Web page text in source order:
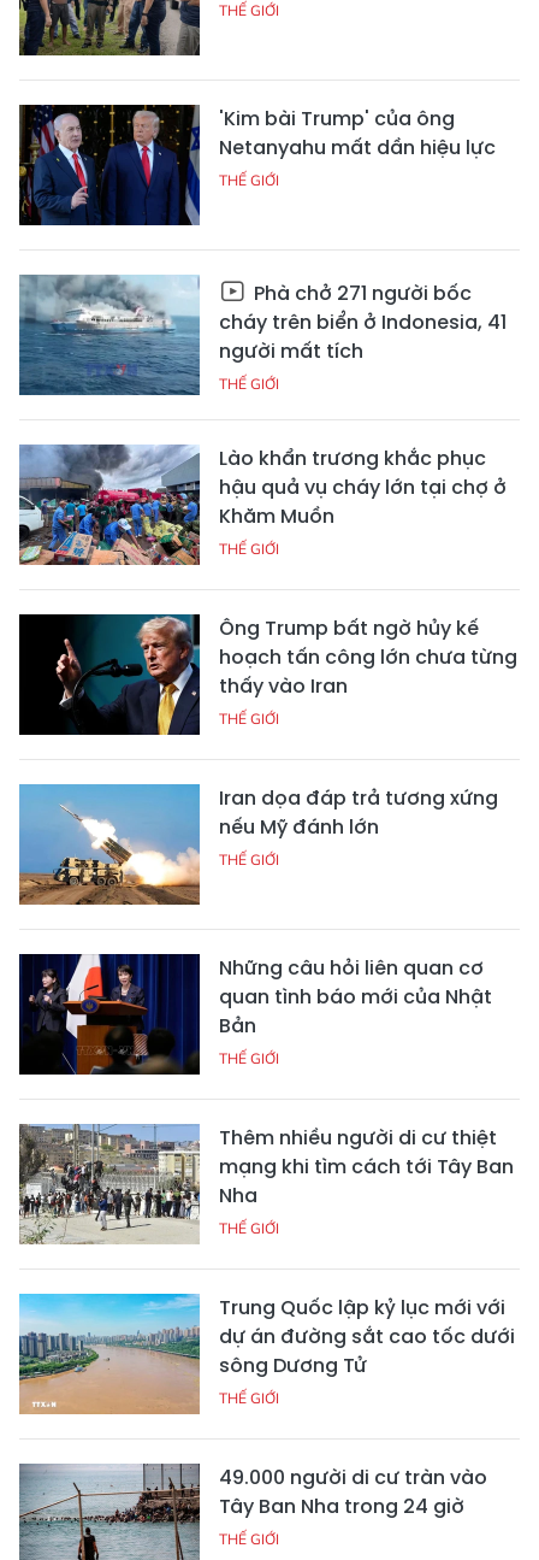
THẾ GIỚI
'Kim bài Trump' của ông
Netanyahu mất dần hiệu lực
THẾ GIỚI
Phà chở 271 người bốc
cháy trên biển ở Indonesia, 41
người mất tích
THẾ GIỚI
Lào khẩn trương khắc phục
hậu quả vụ cháy lớn tại chợ ở
Khăm Muồn
THẾ GIỚI
Ông Trump bất ngờ hủy kế
hoạch tấn công lớn chưa từng
thấy vào Iran
THẾ GIỚI
Iran dọa đáp trả tương xứng
nếu Mỹ đánh lớn
THẾ GIỚI
Những câu hỏi liên quan cơ
quan tình báo mới của Nhật
Bản
THẾ GIỚI
Thêm nhiều người di cư thiệt
mạng khi tìm cách tới Tây Ban
Nha
THẾ GIỚI
Trung Quốc lập kỷ lục mới với
dự án đường sắt cao tốc dưới
sông Dương Tử
THẾ GIỚI
49.000 người di cư tràn vào
Tây Ban Nha trong 24 giờ
THẾ GIỚI